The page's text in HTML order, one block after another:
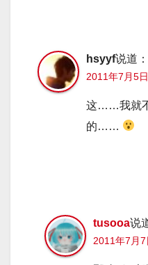
hsyyf说道：
2011年7月5
这……我就
的……
tusooa说
2011年7月